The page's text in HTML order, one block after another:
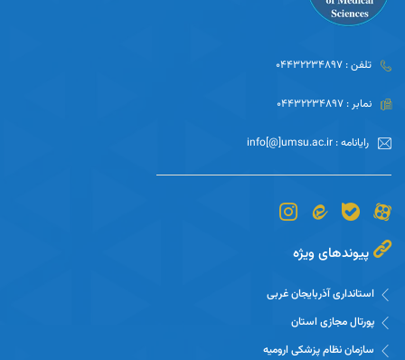
تلفن : 04432234897
نمابر : 04432234897
رایانامه : info[@]umsu.ac.ir
پیوندهای ویژه
استانداری آذربایجان غربی
پورتال مجازی استان
سازمان نظام پزشکی ارومیه